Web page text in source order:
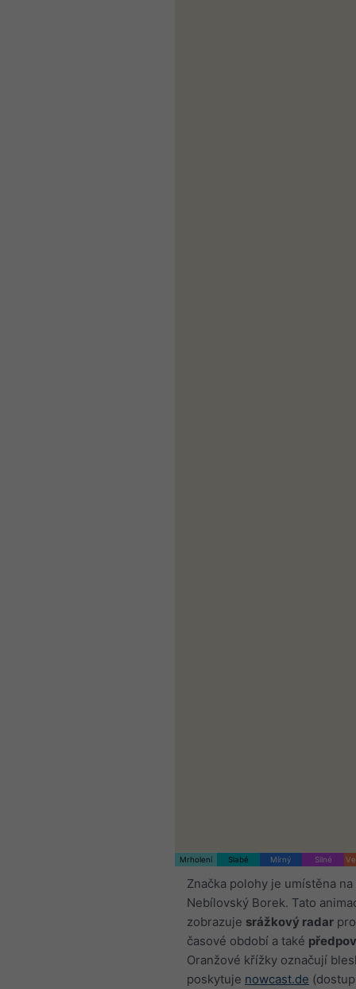
Mrholení Slabé Mírný Silné
Značka polohy je umístěna na
Nebílovský Borek. Tato
zobrazuje srážkový radar
časové období a také
Oranžové křížky označují
poskytuje nowcast.de